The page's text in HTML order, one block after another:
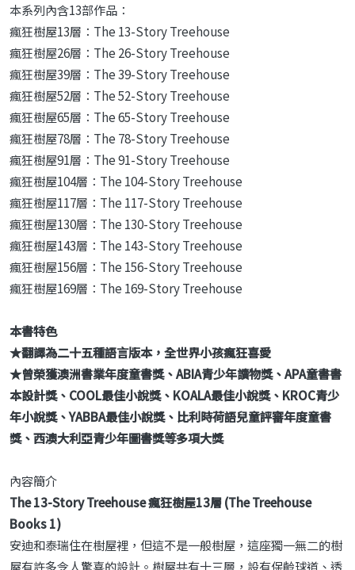
本系列內含13部作品：
瘋狂樹屋13層：The 13-Story Treehouse
瘋狂樹屋26層：The 26-Story Treehouse
瘋狂樹屋39層：The 39-Story Treehouse
瘋狂樹屋52層：The 52-Story Treehouse
瘋狂樹屋65層：The 65-Story Treehouse
瘋狂樹屋78層：The 78-Story Treehouse
瘋狂樹屋91層：The 91-Story Treehouse
瘋狂樹屋104層：The 104-Story Treehouse
瘋狂樹屋117層：The 117-Story Treehouse
瘋狂樹屋130層：The 130-Story Treehouse
瘋狂樹屋143層：The 143-Story Treehouse
瘋狂樹屋156層：The 156-Story Treehouse
瘋狂樹屋169層：The 169-Story Treehouse
本書特色
★翻譯為二十五種語言版本，全世界小孩瘋狂喜愛
★曾榮獲澳洲書業年度童書獎、ABIA青少年讀物獎、APA童書書
本設計獎、COOL最佳小說獎、KOALA最佳小說獎、KROC青少
年小說獎、YABBA最佳小說獎、比利時荷語兒童評審年度童書
獎、西澳大利亞青少年圖書獎等多項大獎
內容簡介
The 13-Story Treehouse 瘋狂樹屋13層 (The Treehouse
Books 1)
安迪和泰瑞住在樹屋裡，但這不是一般樹屋，這座獨一無二的樹
屋有許多令人驚喜的設計。樹屋共有十三層，設有保齡球道、透